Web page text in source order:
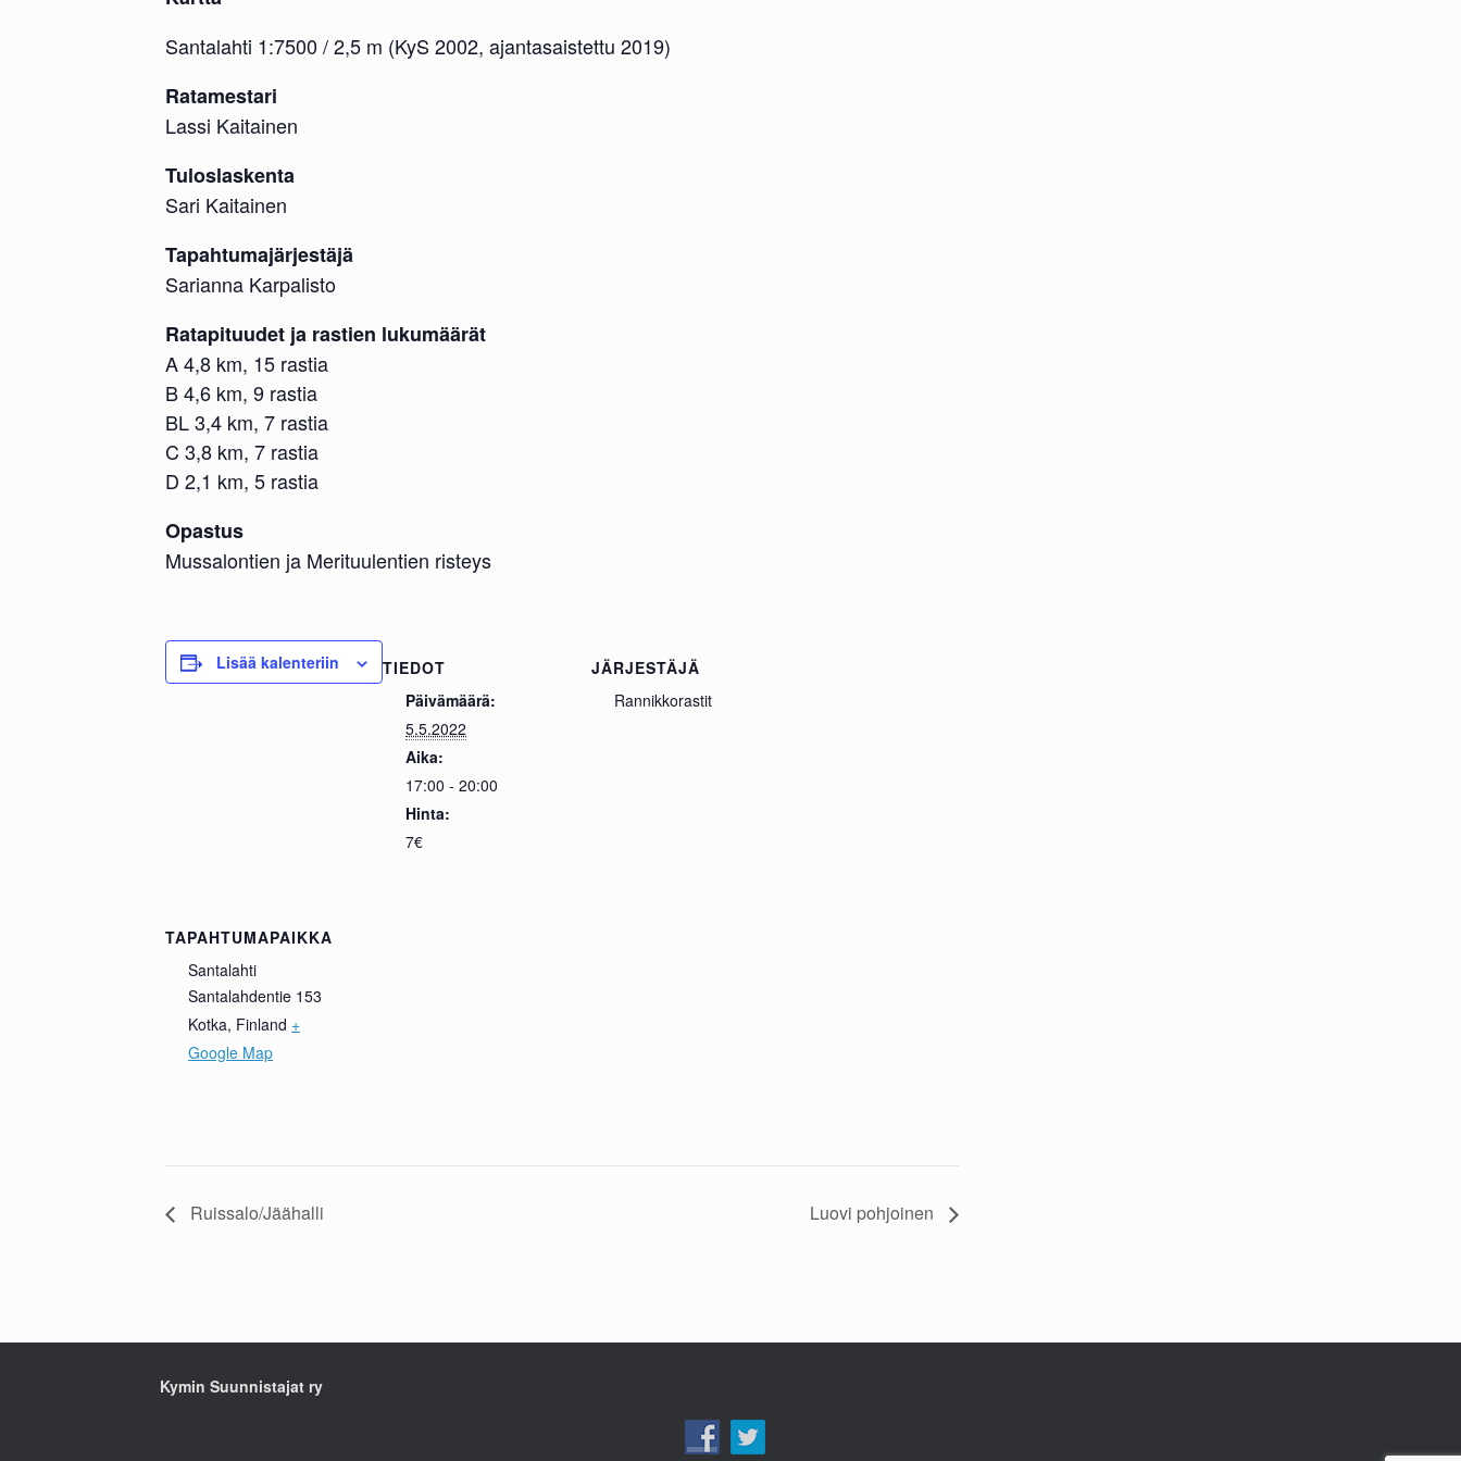
Santalahti 1:7500 / 2,5 m (KyS 2002, ajantasaistettu 2019)
Ratamestari
Lassi Kaitainen
Tuloslaskenta
Sari Kaitainen
Tapahtumajärjestäjä
Sarianna Karpalisto
Ratapituudet ja rastien lukumäärät
A 4,8 km, 15 rastia
B 4,6 km, 9 rastia
BL 3,4 km, 7 rastia
C 3,8 km, 7 rastia
D 2,1 km, 5 rastia
Opastus
Mussalontien ja Merituulentien risteys
Lisää kalenteriin
TIEDOT
Päivämäärä:
5.5.2022
Aika:
17:00 - 20:00
Hinta:
7€
JÄRJESTÄJÄ
Rannikkorastit
TAPAHTUMAPAIKKA
Santalahti
Santalahdentie 153
Kotka, Finland +
Google Map
Ruissalo/Jäähalli Luovi pohjoinen
Kymin Suunnistajat ry